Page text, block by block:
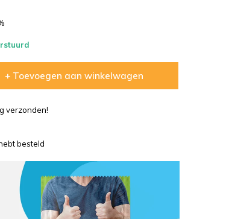
+ Toevoegen aan winkelwagen
verzonden!
besteld